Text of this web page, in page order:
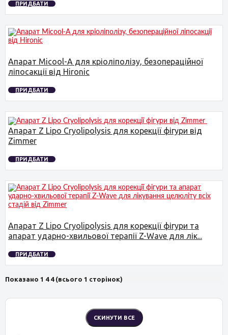
ПРИДБАТИ
Апарат Micool-A для кріоліполізу, безопераційної
ліпосакції від Hironic
ПРИДБАТИ
Апарат Z Lipo Cryolipolysis для корекції фігури від
Zimmer
ПРИДБАТИ
Апарат Z Lipo Cryolipolysis для корекції фігури та
апарат ударно-хвильової терапії Z-Wave для лік...
ПРИДБАТИ
Показано 1 4 4 (всього 1 сторінок)